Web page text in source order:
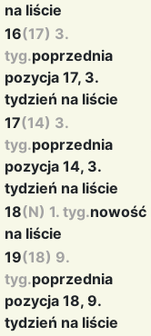
na liście
16(17) 3.
tyg.poprzednia
pozycja 17, 3.
tydzień na liście
17(14) 3.
tyg.poprzednia
pozycja 14, 3.
tydzień na liście
18(N) 1. tyg.nowość
na liście
19(18) 9.
tyg.poprzednia
pozycja 18, 9.
tydzień na liście